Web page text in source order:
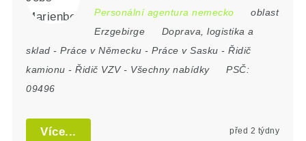
Personální agentura nemecko
oblast
Erzgebirge
Doprava, logistika a
sklad -Práce v Německu -Práce v Sasku -Řidič
kamionu -Řidič VZV- Všechny nabídky
PSČ:
09496
Více... před 2 týdny